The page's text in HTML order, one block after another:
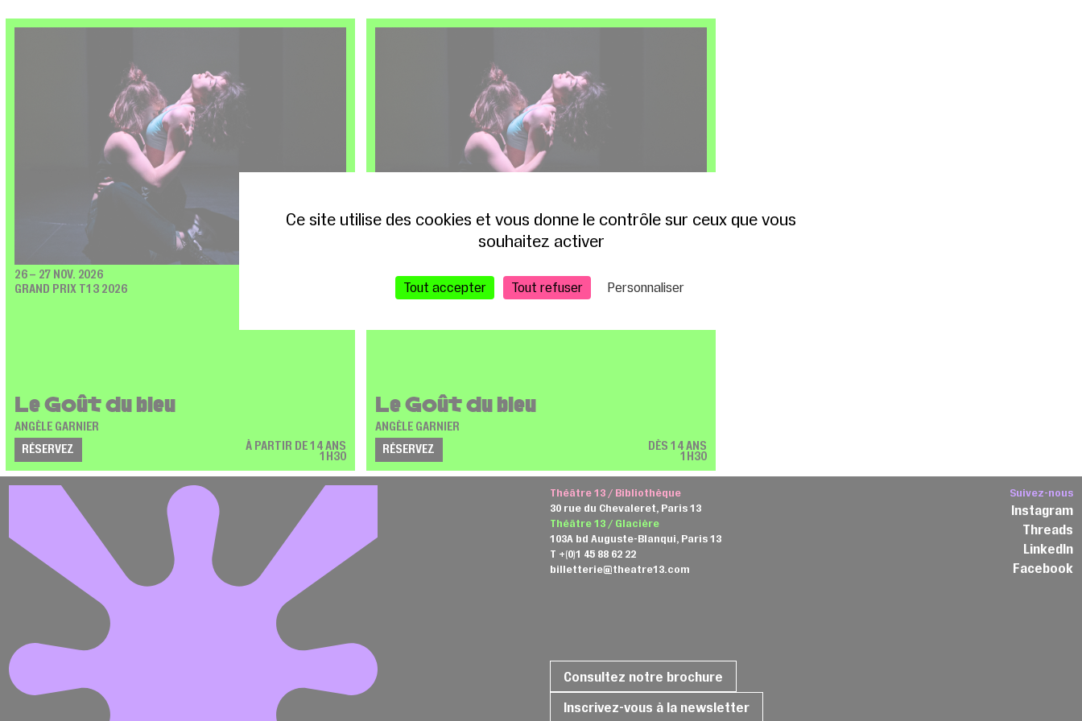
26 – 27 NOV. 2026
GRAND PRIX T13 2026
Le Goût du bleu
ANGÈLE GARNIER
RÉSERVEZ
À PARTIR DE 14 ANS
1H30
2 – 3 JUIN 2026
SPECTACLE FINALISTE DU PRIX T13 2026
Le Goût du bleu
ANGÈLE GARNIER
RÉSERVEZ
DÈS 14 ANS
1H30
Théâtre 13 / Bibliothèque
30 rue du Chevaleret, Paris 13
Théâtre 13 / Glacière
103A bd Auguste-Blanqui, Paris 13
T +(0)1 45 88 62 22
billetterie@theatre13.com
Consultez notre brochure
Inscrivez-vous à la newsletter
Suivez-nous
Instagram
Threads
LinkedIn
Facebook
Ce site utilise des cookies et vous donne le contrôle sur ceux que vous
souhaitez activer
Tout accepter Tout refuser Personnaliser